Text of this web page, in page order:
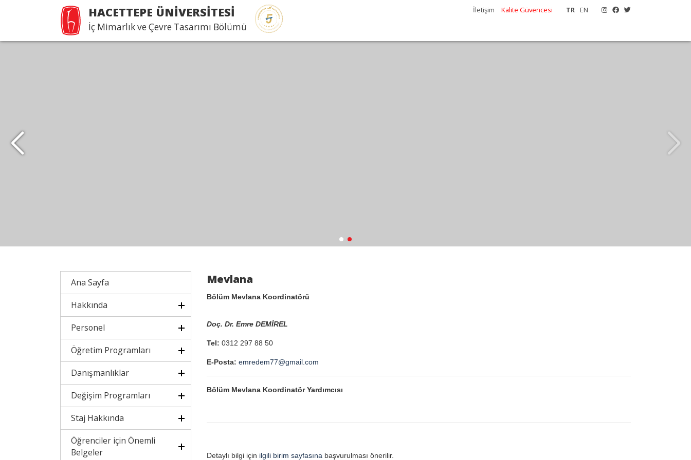
HACETTEPE ÜNİVERSİTESİ
İç Mimarlık ve Çevre Tasarımı Bölümü
TR EN
İletişim Kalite Güvencesi
Ana Sayfa
Hakkında
Personel
Öğretim Programları
Danışmanlıklar
Değişim Programları
Staj Hakkında
Öğrenciler için Önemli
Belgeler
Mevlana
Bölüm Mevlana Koordinatörü
Doç. Dr. Emre DEMİREL
Tel: 0312 297 88 50
E-Posta: emredem77@gmail.com
Bölüm Mevlana Koordinatör Yardımcısı
Detaylı bilgi için ilgili birim sayfasına başvurulması önerilir.